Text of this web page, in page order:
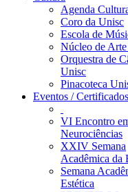
Agenda
Coro da Unisc
Escola de
Núcleo de
Orquestra de
Unisc
Pinacoteca
Eventos / Certificados
VI Encontro
Neurociências
XXIV Semana
Acadêmica da
Semana
Estética